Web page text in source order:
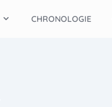
CHRONOLOGIE